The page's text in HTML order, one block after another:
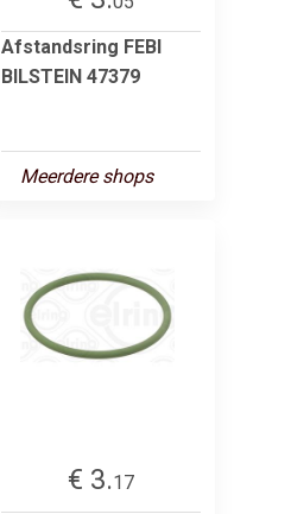
Afstandsring FEBI
BILSTEIN 47379
Meerdere shops
€ 3.17